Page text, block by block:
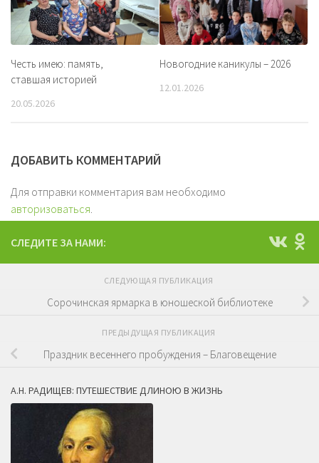
Честь имею: память,
ставшая историей
20.05.2026
Новогодние каникулы – 2026
12.01.2026
ДОБАВИТЬ КОММЕНТАРИЙ
Для отправки комментария вам необходимо
авторизоваться.
СЛЕДИТЕ ЗА НАМИ:
СЛЕДУЮЩАЯ ПУБЛИКАЦИЯ
Сорочинская ярмарка в юношеской библиотеке
ПРЕДЫДУЩАЯ ПУБЛИКАЦИЯ
Праздник весеннего пробуждения – Благовещение
А.Н. РАДИЩЕВ: ПУТЕШЕСТВИЕ ДЛИНОЮ В ЖИЗНЬ